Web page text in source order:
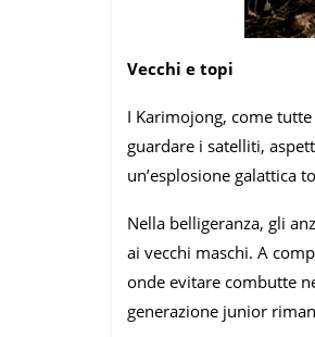
Vecchi e topi
I Karimojong, come
guardare i satelliti,
un’esplosione galattica
Nella belligeranza, gli
ai vecchi maschi. A
onde evitare combutte
generazione junior